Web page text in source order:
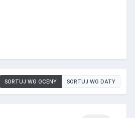
SORTUJ WG OCENY SORTUJ WG DATY